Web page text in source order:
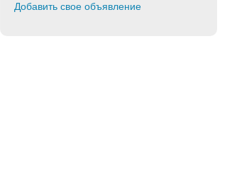
Добавить свое объявление